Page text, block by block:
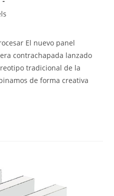
El nuevo panel
contrachapada lanzado
tradicional de la
de forma creativa